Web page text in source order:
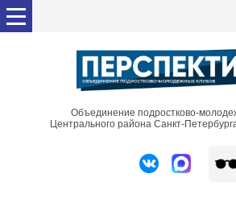
Объединение подростково-
Центрального района Санкт-